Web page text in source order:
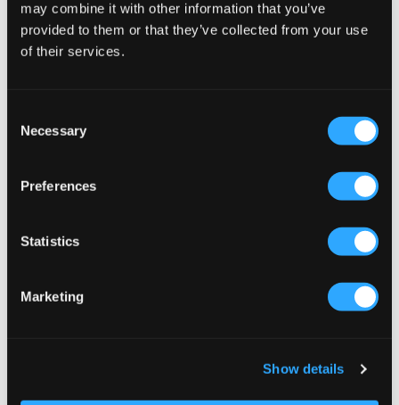
may combine it with other information that you’ve
provided to them or that they’ve collected from your use
of their services.
Selection
Necessary
Preferences
Statistics
Marketing
Show details